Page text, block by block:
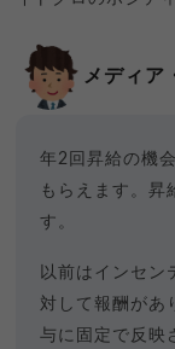
メディア
年2回昇給の機
もらえます。昇
す。
以前はインセン
対して報酬があ
与に固定で反映